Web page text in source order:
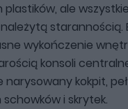
plastików, ale
starannością.
wykończenie
konsoli
narysowany kokpit,
i skrytek.